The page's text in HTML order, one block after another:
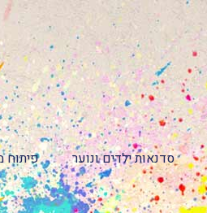
סדנאות ילדים ונוער פיתוח